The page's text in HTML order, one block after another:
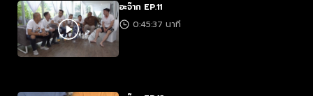
อะจ๊าก EP.11
0:45:37 นาที